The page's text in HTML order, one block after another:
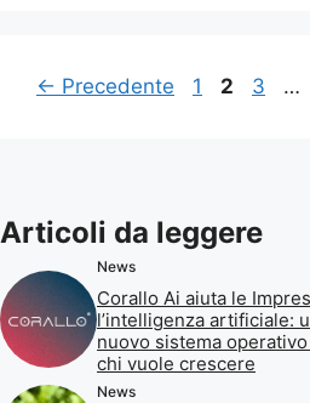
← Precedente Pagina
1 Pagina
2 Pagina
3 …
Articoli da leggere
News
Corallo Ai aiuta le
l’intelligenza artificiale:
nuovo sistema
chi vuole crescere
News